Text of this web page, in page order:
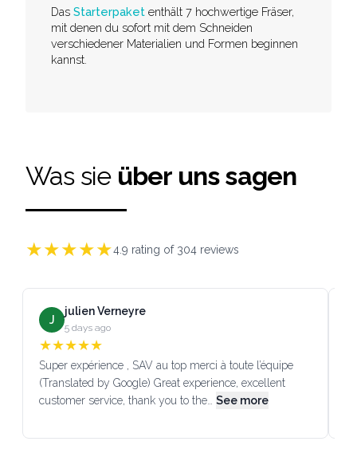
Das Starterpaket enthält 7 hochwertige Fräser,
mit denen du sofort mit dem Schneiden
verschiedener Materialien und Formen beginnen
kannst.
Was sie über uns sagen
★★★★★4.9 rating of 304 reviews
J
julien Verneyre
5 days ago
★★★★★
Super expérience , SAV au top merci à toute l’équipe
(Translated by Google) Great experience, excellent
customer service, thank you to the…
See more